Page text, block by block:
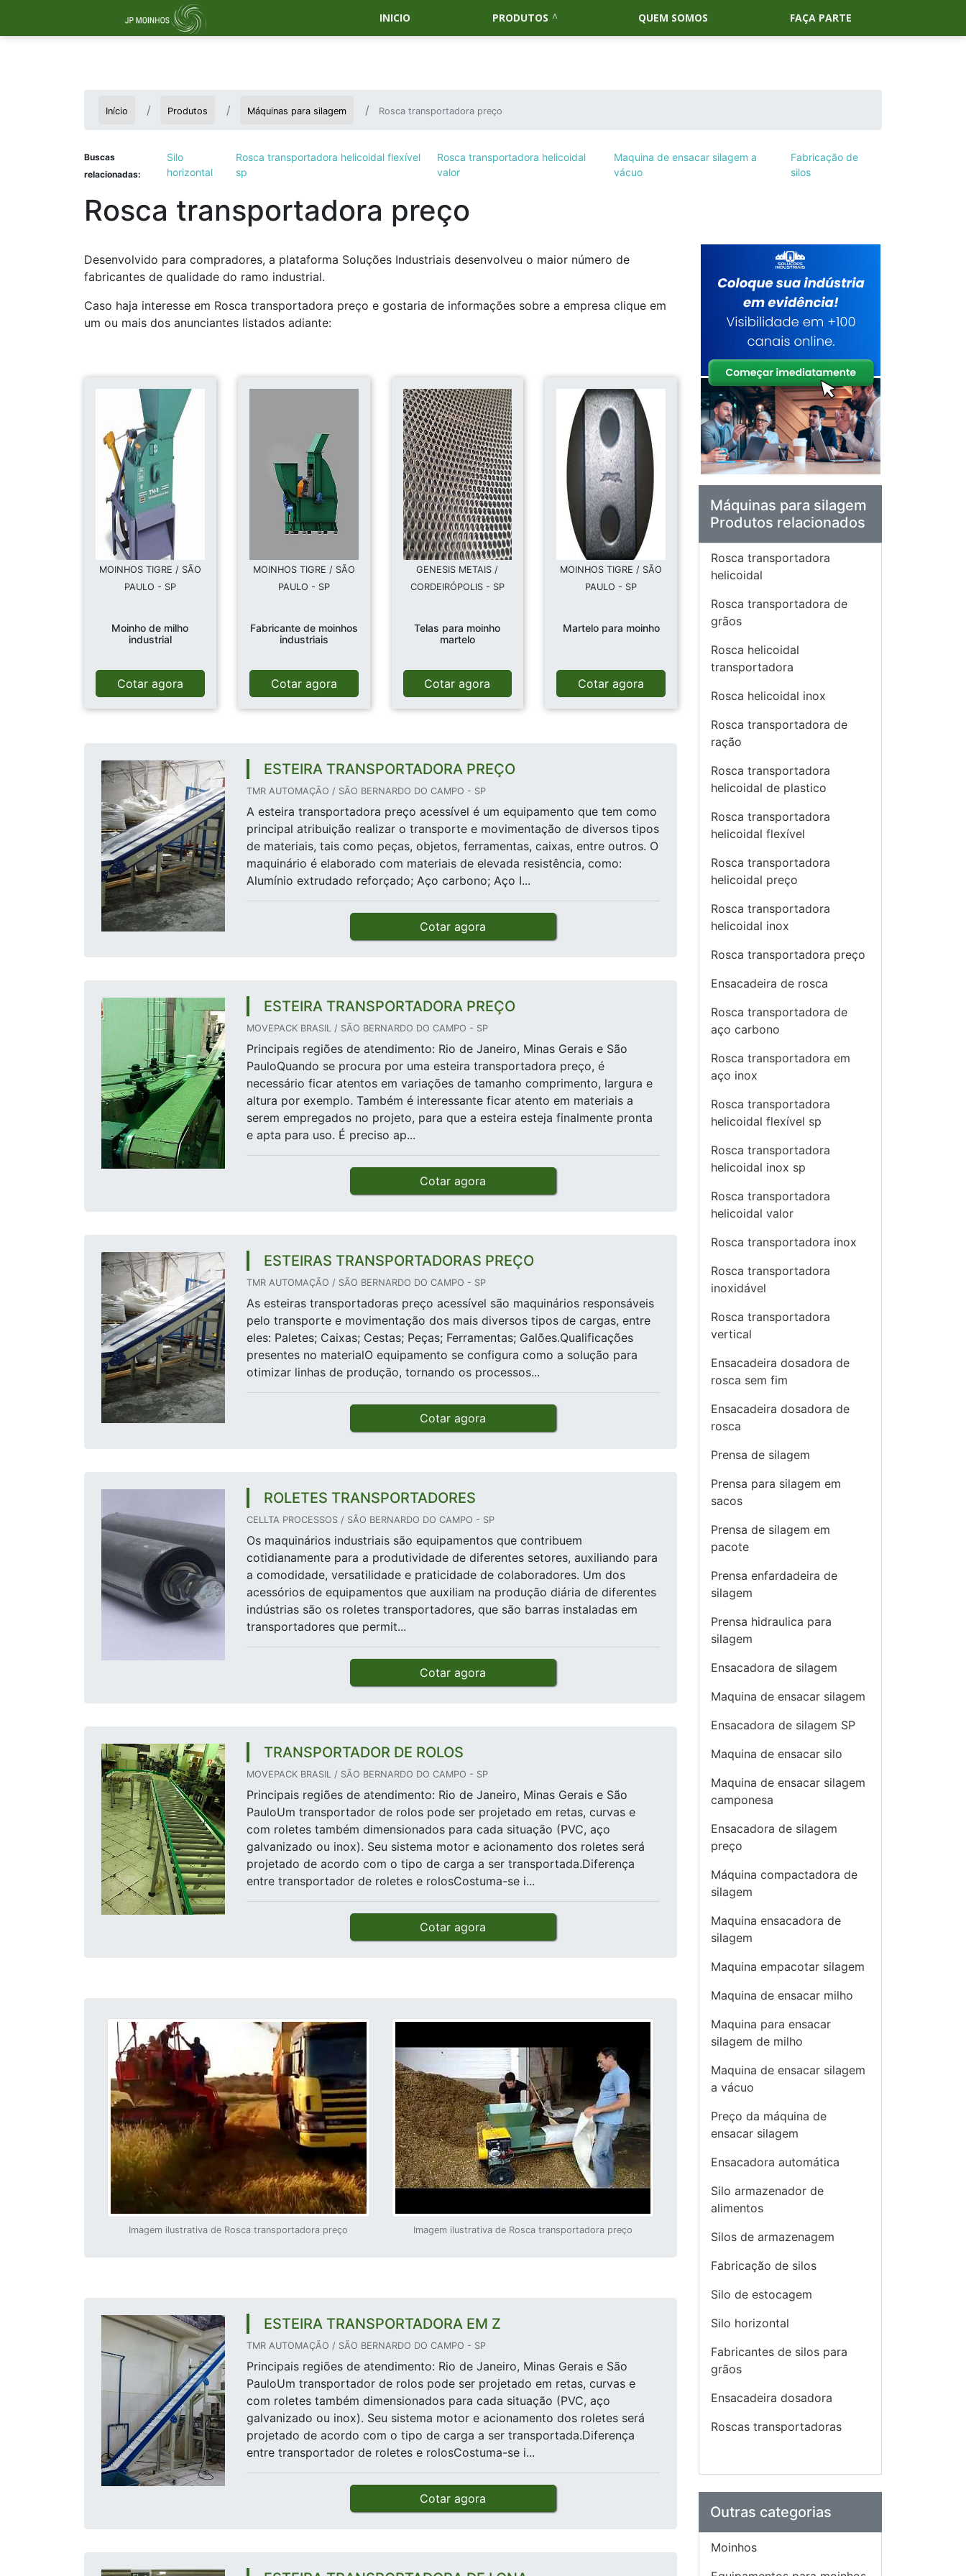
INICIO PRODUTOS QUEM SOMOS FAÇA PARTE
Início Produtos Máquinas para silagem Rosca transportadora preço
Buscas
relacionadas:
Silo
horizontal
Rosca transportadora helicoidal flexível
sp
Rosca transportadora helicoidal
valor
Maquina de ensacar silagem a
vácuo
Fabricação de
silos
Rosca transportadora preço
Desenvolvido para compradores, a plataforma Soluções Industriais desenvolveu o maior número de
fabricantes de qualidade do ramo industrial.
Caso haja interesse em Rosca transportadora preço e gostaria de informações sobre a empresa clique em
um ou mais dos anunciantes listados adiante:
MOINHOS TIGRE / SÃO
PAULO - SP
Moinho de milho
industrial
Cotar agora
MOINHOS TIGRE / SÃO
PAULO - SP
Fabricante de moinhos
industriais
Cotar agora
GENESIS METAIS /
CORDEIRÓPOLIS - SP
Telas para moinho
martelo
Cotar agora
MOINHOS TIGRE / SÃO
PAULO - SP
Martelo para moinho
Cotar agora
ESTEIRA TRANSPORTADORA PREÇO
TMR AUTOMAÇÃO / SÃO BERNARDO DO CAMPO - SP
A esteira transportadora preço acessível é um equipamento que tem como
principal atribuição realizar o transporte e movimentação de diversos tipos
de materiais, tais como peças, objetos, ferramentas, caixas, entre outros. O
maquinário é elaborado com materiais de elevada resistência, como:
Alumínio extrudado reforçado; Aço carbono; Aço I...
Cotar agora
ESTEIRA TRANSPORTADORA PREÇO
MOVEPACK BRASIL / SÃO BERNARDO DO CAMPO - SP
Principais regiões de atendimento: Rio de Janeiro, Minas Gerais e São
PauloQuando se procura por uma esteira transportadora preço, é
necessário ficar atentos em variações de tamanho comprimento, largura e
altura por exemplo. Também é interessante ficar atento em materiais a
serem empregados no projeto, para que a esteira esteja finalmente pronta
e apta para uso. É preciso ap...
Cotar agora
ESTEIRAS TRANSPORTADORAS PREÇO
TMR AUTOMAÇÃO / SÃO BERNARDO DO CAMPO - SP
As esteiras transportadoras preço acessível são maquinários responsáveis
pelo transporte e movimentação dos mais diversos tipos de cargas, entre
eles: Paletes; Caixas; Cestas; Peças; Ferramentas; Galões.Qualificações
presentes no materialO equipamento se configura como a solução para
otimizar linhas de produção, tornando os processos...
Cotar agora
ROLETES TRANSPORTADORES
CELLTA PROCESSOS / SÃO BERNARDO DO CAMPO - SP
Os maquinários industriais são equipamentos que contribuem
cotidianamente para a produtividade de diferentes setores, auxiliando para
a comodidade, versatilidade e praticidade de colaboradores. Um dos
acessórios de equipamentos que auxiliam na produção diária de diferentes
indústrias são os roletes transportadores, que são barras instaladas em
transportadores que permit...
Cotar agora
TRANSPORTADOR DE ROLOS
MOVEPACK BRASIL / SÃO BERNARDO DO CAMPO - SP
Principais regiões de atendimento: Rio de Janeiro, Minas Gerais e São
PauloUm transportador de rolos pode ser projetado em retas, curvas e
com roletes também dimensionados para cada situação (PVC, aço
galvanizado ou inox). Seu sistema motor e acionamento dos roletes será
projetado de acordo com o tipo de carga a ser transportada.Diferença
entre transportador de roletes e rolosCostuma-se i...
Cotar agora
Imagem ilustrativa de Rosca transportadora preço Imagem ilustrativa de Rosca transportadora preço
ESTEIRA TRANSPORTADORA EM Z
TMR AUTOMAÇÃO / SÃO BERNARDO DO CAMPO - SP
Principais regiões de atendimento: Rio de Janeiro, Minas Gerais e São
PauloUm transportador de rolos pode ser projetado em retas, curvas e
com roletes também dimensionados para cada situação (PVC, aço
galvanizado ou inox). Seu sistema motor e acionamento dos roletes será
projetado de acordo com o tipo de carga a ser transportada.Diferença
entre transportador de roletes e rolosCostuma-se i...
Cotar agora
Máquinas para silagem
Produtos relacionados
Rosca transportadora
helicoidal
Rosca transportadora de
grãos
Rosca helicoidal
transportadora
Rosca helicoidal inox
Rosca transportadora de
ração
Rosca transportadora
helicoidal de plastico
Rosca transportadora
helicoidal flexível
Rosca transportadora
helicoidal preço
Rosca transportadora
helicoidal inox
Rosca transportadora preço
Ensacadeira de rosca
Rosca transportadora de
aço carbono
Rosca transportadora em
aço inox
Rosca transportadora
helicoidal flexível sp
Rosca transportadora
helicoidal inox sp
Rosca transportadora
helicoidal valor
Rosca transportadora inox
Rosca transportadora
inoxidável
Rosca transportadora
vertical
Ensacadeira dosadora de
rosca sem fim
Ensacadeira dosadora de
rosca
Prensa de silagem
Prensa para silagem em
sacos
Prensa de silagem em
pacote
Prensa enfardadeira de
silagem
Prensa hidraulica para
silagem
Ensacadora de silagem
Maquina de ensacar silagem
Ensacadora de silagem SP
Maquina de ensacar silo
Maquina de ensacar silagem
camponesa
Ensacadora de silagem
preço
Máquina compactadora de
silagem
Maquina ensacadora de
silagem
Maquina empacotar silagem
Maquina de ensacar milho
Maquina para ensacar
silagem de milho
Maquina de ensacar silagem
a vácuo
Preço da máquina de
ensacar silagem
Ensacadora automática
Silo armazenador de
alimentos
Silos de armazenagem
Fabricação de silos
Silo de estocagem
Silo horizontal
Fabricantes de silos para
grãos
Ensacadeira dosadora
Roscas transportadoras
Outras categorias
Moinhos